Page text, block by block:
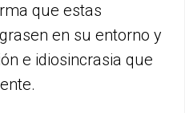
que estas
en su entorno y
e idiosincrasia que